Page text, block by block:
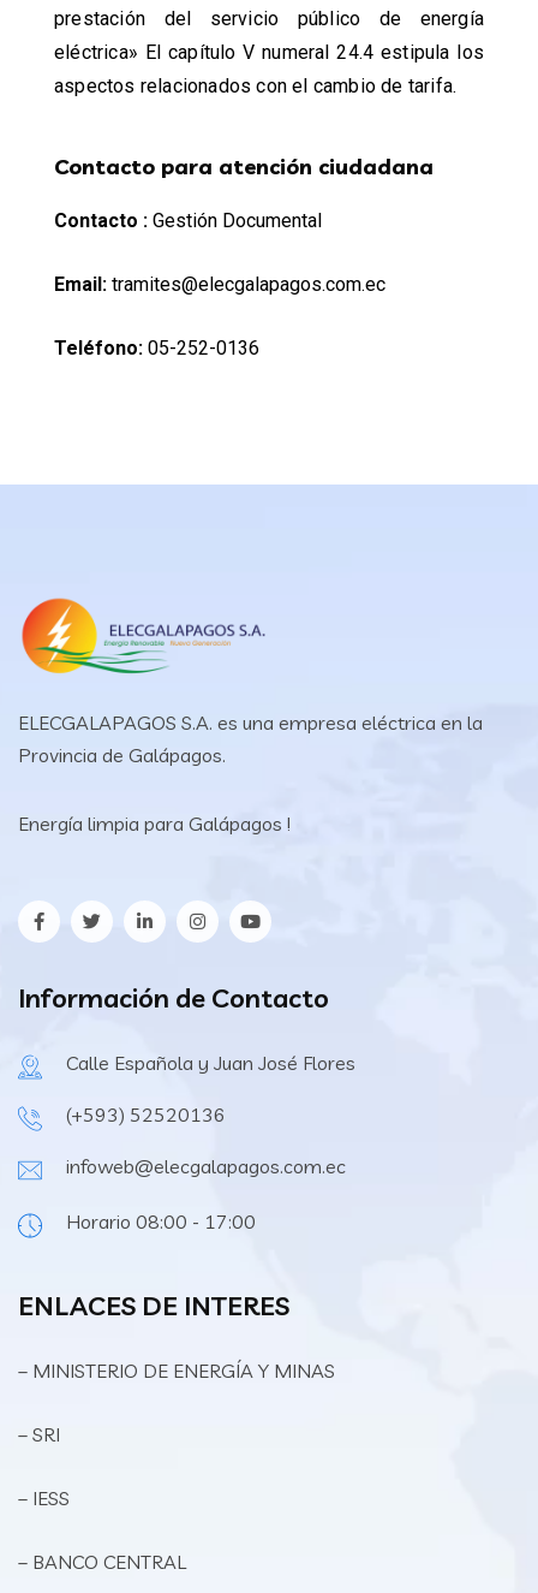
prestación del servicio público de energía
eléctrica» El capítulo V numeral 24.4 estipula los
aspectos relacionados con el cambio de tarifa.
Contacto para atención ciudadana
Contacto : Gestión Documental
Email: tramites@elecgalapagos.com.ec
Teléfono: 05-252-0136
ELECGALAPAGOS S.A. es una empresa eléctrica en la
Provincia de Galápagos.
Energía limpia para Galápagos !
Información de Contacto
Calle Española y Juan José Flores
(+593) 52520136
infoweb@elecgalapagos.com.ec
Horario 08:00 - 17:00
ENLACES DE INTERES
– MINISTERIO DE ENERGÍA Y MINAS
– SRI
– IESS
– BANCO CENTRAL